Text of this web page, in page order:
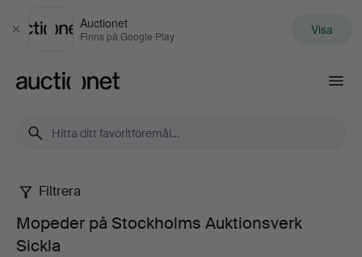
Stäng
Auctionet
Finns på Google Play Visa
Mopeder
på
Filtrera
Mopeder på Stockholms Auktionsverk
Sickla